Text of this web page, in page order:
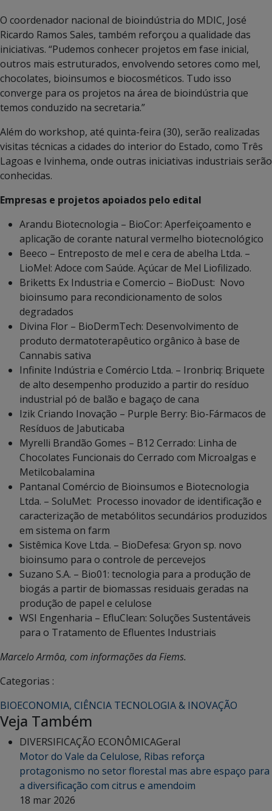
O coordenador nacional de bioindústria do MDIC, José
Ricardo Ramos Sales, também reforçou a qualidade das
iniciativas. “Pudemos conhecer projetos em fase inicial,
outros mais estruturados, envolvendo setores como mel,
chocolates, bioinsumos e biocosméticos. Tudo isso
converge para os projetos na área de bioindústria que
temos conduzido na secretaria.”
Além do workshop, até quinta-feira (30), serão realizadas
visitas técnicas a cidades do interior do Estado, como Três
Lagoas e Ivinhema, onde outras iniciativas industriais serão
conhecidas.
Empresas e projetos apoiados pelo edital
Arandu Biotecnologia – BioCor: Aperfeiçoamento e
aplicação de corante natural vermelho biotecnológico
Beeco – Entreposto de mel e cera de abelha Ltda. –
LioMel: Adoce com Saúde. Açúcar de Mel Liofilizado.
Briketts Ex Industria e Comercio – BioDust: Novo
bioinsumo para recondicionamento de solos
degradados
Divina Flor – BioDermTech: Desenvolvimento de
produto dermatoterapêutico orgânico à base de
Cannabis sativa
Infinite Indústria e Comércio Ltda. – Ironbriq: Briquete
de alto desempenho produzido a partir do resíduo
industrial pó de balão e bagaço de cana
Izik Criando Inovação – Purple Berry: Bio-Fármacos de
Resíduos de Jabuticaba
Myrelli Brandão Gomes – B12 Cerrado: Linha de
Chocolates Funcionais do Cerrado com Microalgas e
Metilcobalamina
Pantanal Comércio de Bioinsumos e Biotecnologia
Ltda. – SoluMet: Processo inovador de identificação e
caracterização de metabólitos secundários produzidos
em sistema on farm
Sistêmica Kove Ltda. – BioDefesa: Gryon sp. novo
bioinsumo para o controle de percevejos
Suzano S.A. – Bio01: tecnologia para a produção de
biogás a partir de biomassas residuais geradas na
produção de papel e celulose
WSI Engenharia – EfluClean: Soluções Sustentáveis
para o Tratamento de Efluentes Industriais
Marcelo Armôa, com informações da Fiems.
Categorias :
BIOECONOMIA, CIÊNCIA TECNOLOGIA & INOVAÇÃO
Veja Também
DIVERSIFICAÇÃO ECONÔMICAGeral
Motor do Vale da Celulose, Ribas reforça
protagonismo no setor florestal mas abre espaço para
a diversificação com citrus e amendoim
18 mar 2026